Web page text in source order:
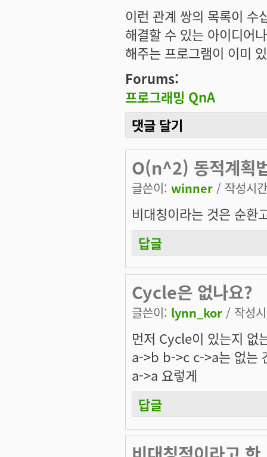
이런 관계 쌍의 목록이 수
해결할 수 있는 아이디어
해주는 프로그램이 이미
Forums:
프로그래밍 QnA
댓글 달기
O(n^2) 동적계획
글쓴이: winner / 작성시
비대칭이라는 것은 순환
답글
Cycle은 없나요?
글쓴이: lynn_kor / 작성
먼저 Cycle이 있는지 없
a->b b->c c->a는 없는
a->a 요렇게
답글